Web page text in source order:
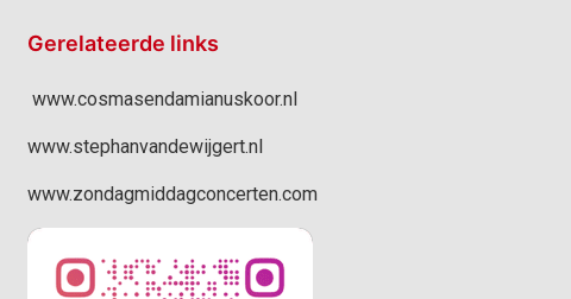
Gerelateerde links
www.cosmasendamianuskoor.nl
www.stephanvandewijgert.nl
www.zondagmiddagconcerten.com